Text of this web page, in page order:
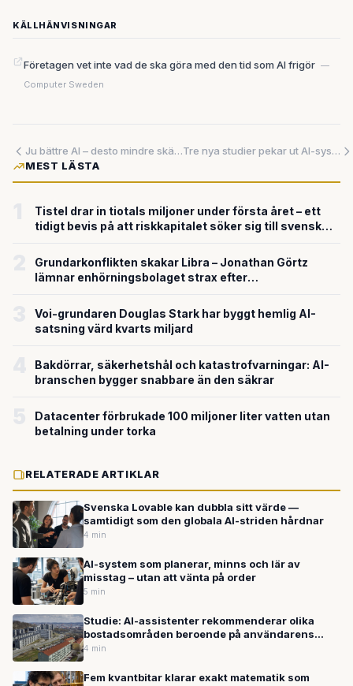
KÄLLHÄNVISNINGAR
Företagen vet inte vad de ska göra med den tid som AI frigör —
Computer Sweden
Ju bättre AI – desto mindre skäl att bli riktigt bra på något
Tre nya studier pekar ut AI-systemens svagheter: modellkopiering, inbyggd partiskhet och moraliska brister
MEST LÄSTA
Tistel drar in tiotals miljoner under första året – ett
tidigt bevis på att riskkapitalet söker sig till svensk
Grundarkonflikten skakar Libra – Jonathan Görtz
lämnar enhörningsbolaget strax efter
Voi-grundaren Douglas Stark har byggt hemlig AI-
satsning värd kvarts miljard
Bakdörrar, säkerhetshål och katastrofvarningar: AI-
branschen bygger snabbare än den säkrar
Datacenter förbrukade 100 miljoner liter vatten utan
betalning under torka
RELATERADE ARTIKLAR
Svenska Lovable kan dubbla sitt värde —
samtidigt som den globala AI-striden hårdnar
4 min
AI-system som planerar, minns och lär av
misstag – utan att vänta på order
5 min
Studie: AI-assistenter rekommenderar olika
bostadsområden beroende på användarens
etniska bakgrund – liknar historisk
4 min
Fem kvantbitar klarar exakt matematik som